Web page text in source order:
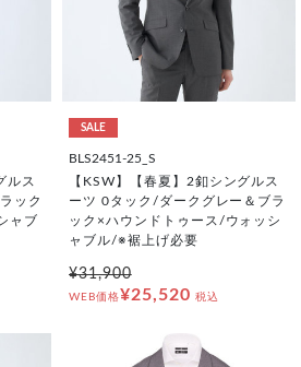
ルス
ック
ャブ
SALE
BLS2451-25_S
【KSW】【春夏】2釦シングルス
ーツ 0タック/ダークグレー＆ブラ
ック×ハウンドトゥース/ウォッシ
ャブル/※裾上げ必要
¥31,900
WEB価格¥25,520 税込